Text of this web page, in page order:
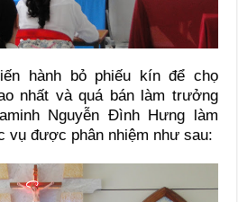
hành bỏ phiếu kín để chọ
nhất và quá bán làm trưởng
Nguyễn Đình Hưng làm
được phân nhiệm như sau: